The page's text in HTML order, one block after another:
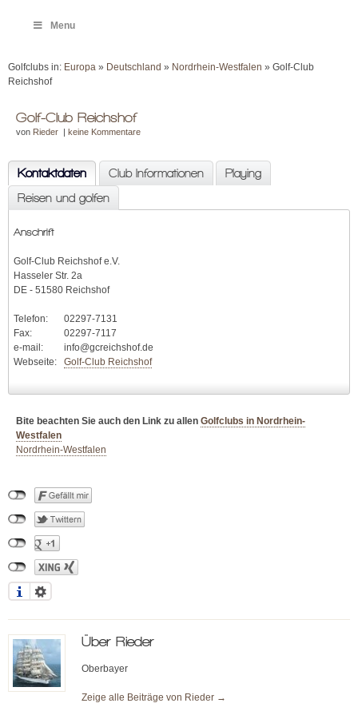
Menu
Golfclubs in: Europa » Deutschland » Nordrhein-Westfalen » Golf-Club
Reichshof
Golf-Club Reichshof
von Rieder | keine Kommentare
Kontaktdaten Club Informationen
Playing
Reisen und golfen
Anschrift
Golf-Club Reichshof e.V.
Hasseler Str. 2a
DE - 51580 Reichshof
Telefon:
02297-7131
Fax:
02297-7117
e-mail:
info@gcreichshof.de
Webseite:
Golf-Club Reichshof
Bite beachten Sie auch den Link zu allen Golfclubs in Nordrhein-
Westfalen
Nordrhein-Westfalen
Über Rieder
Oberbayer
Zeige alle Beiträge von Rieder →